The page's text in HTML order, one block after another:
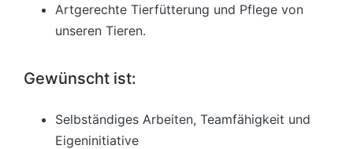
Artgerechte Tierfütterung und Pflege von
unseren Tieren.
Gewünscht ist:
Selbständiges Arbeiten, Teamfähigkeit und
Eigeninitiative